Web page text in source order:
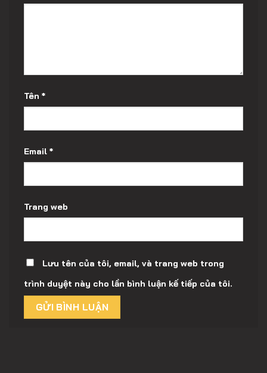
Tên *
Email *
Trang web
Lưu tên của tôi, email, và trang web trong
trình duyệt này cho lần bình luận kế tiếp của tôi.